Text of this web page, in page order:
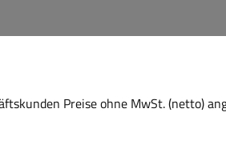
Preise ohne MwSt. (netto)